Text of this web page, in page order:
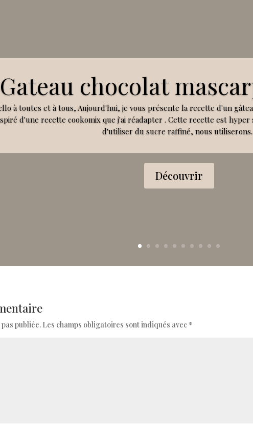
Gateau chocolat
à toutes et à tous, Aujourd'hui, je vous présente la recette d'un
d'une recette cookomix que j'ai réadapter . Cette recette est hyper
d'utiliser du sucre raffiné, nous
Découvrir
publiée. Les champs obligatoires sont indiqués avec *